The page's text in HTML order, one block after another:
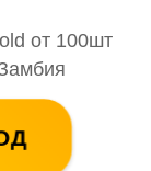
от 100шт